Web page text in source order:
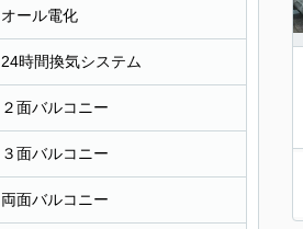
オール電化
24時間換気システム
２面バルコニー
３面バルコニー
両面バルコニー